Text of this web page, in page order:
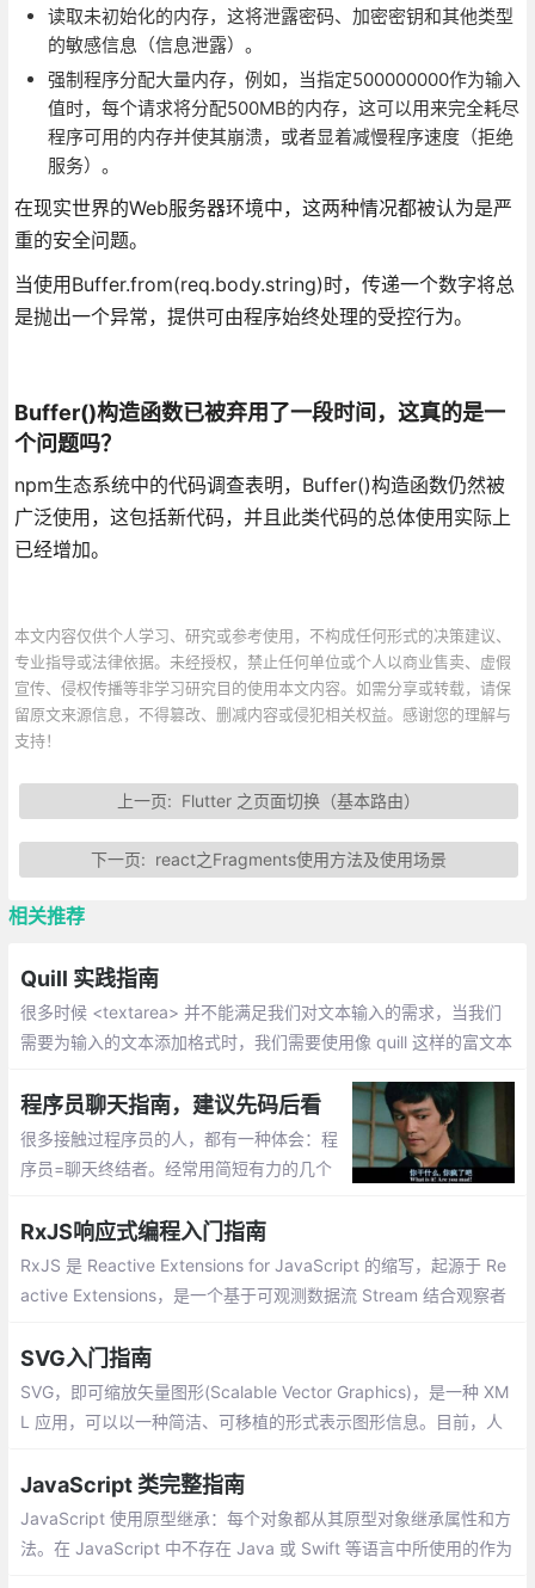
读取未初始化的内存，这将泄露密码、加密密钥和其他类型
的敏感信息（信息泄露）。
强制程序分配大量内存，例如，当指定500000000作为输入
值时，每个请求将分配500MB的内存，这可以用来完全耗尽
程序可用的内存并使其崩溃，或者显着减慢程序速度（拒绝
服务）。
在现实世界的Web服务器环境中，这两种情况都被认为是严
重的安全问题。
当使用Buffer.from(req.body.string)时，传递一个数字将总
是抛出一个异常，提供可由程序始终处理的受控行为。
Buffer()构造函数已被弃用了一段时间，这真的是一
个问题吗？
npm生态系统中的代码调查表明，Buffer()构造函数仍然被
广泛使用，这包括新代码，并且此类代码的总体使用实际上
已经增加。
本文内容仅供个人学习、研究或参考使用，不构成任何形式的决策建议、
专业指导或法律依据。未经授权，禁止任何单位或个人以商业售卖、虚假
宣传、侵权传播等非学习研究目的使用本文内容。如需分享或转载，请保
留原文来源信息，不得篡改、删减内容或侵犯相关权益。感谢您的理解与
支持！
上一页: Flutter 之页面切换（基本路由）
下一页: react之Fragments使用方法及使用场景
相关推荐
Quill 实践指南
很多时候 <textarea> 并不能满足我们对文本输入的需求，当我们
需要为输入的文本添加格式时，我们需要使用像 quill 这样的富文本
制一个自己的富文本编辑器。
程序员聊天指南，建议先码后看
很多接触过程序员的人，都有一种体会：程
序员=聊天终结者。经常用简短有力的几个
现在忙不忙？忙。那我真的是打扰了
RxJS响应式编程入门指南
RxJS 是 Reactive Extensions for JavaScript 的缩写，起源于 Re
active Extensions，是一个基于可观测数据流 Stream 结合观察者
tensions 在 JavaScript 上的实现
SVG入门指南
SVG，即可缩放矢量图形(Scalable Vector Graphics)，是一种 XM
L 应用，可以以一种简洁、可移植的形式表示图形信息。目前，人
并且大多数矢量绘图软件都能导出 SVG 图形
JavaScript 类完整指南
JavaScript 使用原型继承：每个对象都从其原型对象继承属性和方
法。在 JavaScript 中不存在 Java 或 Swift 等语言中所使用的作为